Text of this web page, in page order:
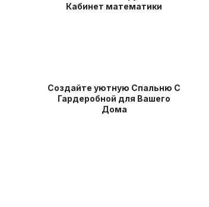
Кабинет математики
Создайте уютную Спальню С
Гардеробной для Вашего
Дома